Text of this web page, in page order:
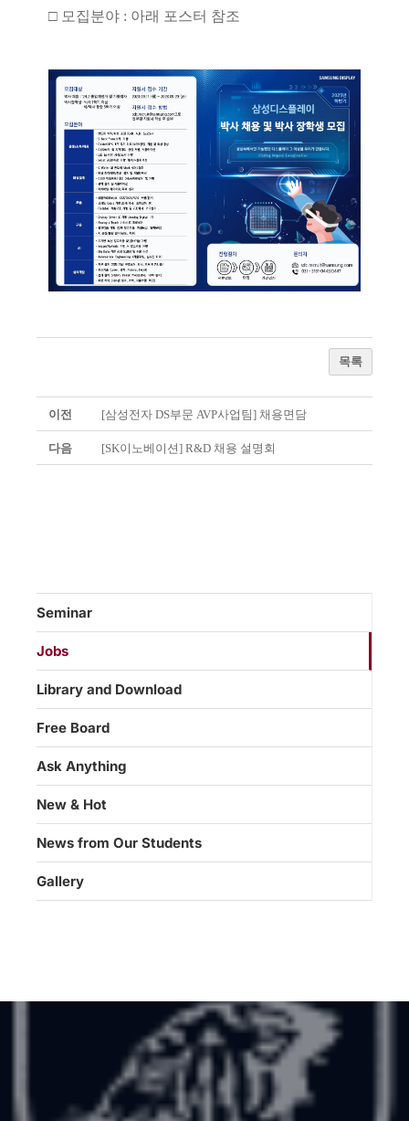
□ 모집분야 : 아래 포스터 참조
목록
이전 [삼성전자 DS부문 AVP사업팀] 채용면담
다음 [SK이노베이션] R&D 채용 설명회
Seminar
Jobs
Library and Download
Free Board
Ask Anything
New & Hot
News from Our Students
Gallery